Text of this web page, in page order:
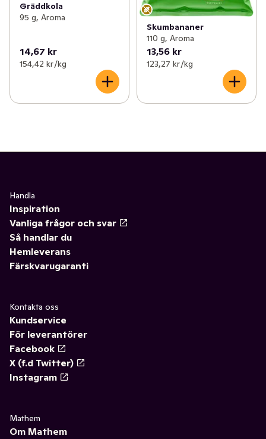
Gräddkola
95 g, Aroma
14,67 kr
154,42 kr /kg
Skumbananer
110 g, Aroma
13,56 kr
123,27 kr /kg
Handla
Inspiration
Vanliga frågor och svar
Så handlar du
Hemleverans
Färskvarugaranti
Kontakta oss
Kundservice
För leverantörer
Facebook
X (f.d Twitter)
Instagram
Mathem
Om Mathem